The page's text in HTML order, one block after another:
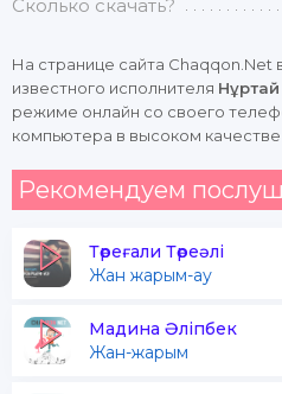
Сколько скачать?
На странице сайта
известного исполнителя
режиме онлайн со своего
компьютера в высоком качестве
Рекомендуем
Төреғали Төреәлі
Жан жарым-ау
Мадина Әліпбек
Жан-жарым